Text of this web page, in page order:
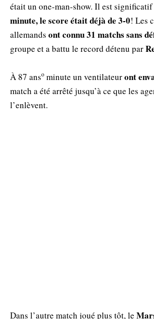
était un one-man-show. Il est significatif
minute, le score était déjà de 3-0! Les
allemands ont connu 31 matchs sans
groupe et a battu le record détenu par
À 87 ansο minute un ventilateuront
match a été arrêté jusqu’à ce que les
l’enlèvent.
Dans l’autre match joué plus tôt, le